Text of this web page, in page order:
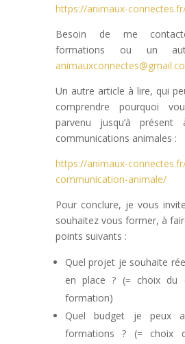
https://animaux-
Besoin de me
formations ou un
Un autre article à lire, qui
comprendre pourquoi
parvenu jusqu’à
communications animales :
https://animaux-
communication-animale/
Pour conclure, je vous
souhaitez vous former, à
points suivants :
Quel projet je souhaite
en place ? (= choix du
formation)
Quel budget je peux
formations ? (= choix